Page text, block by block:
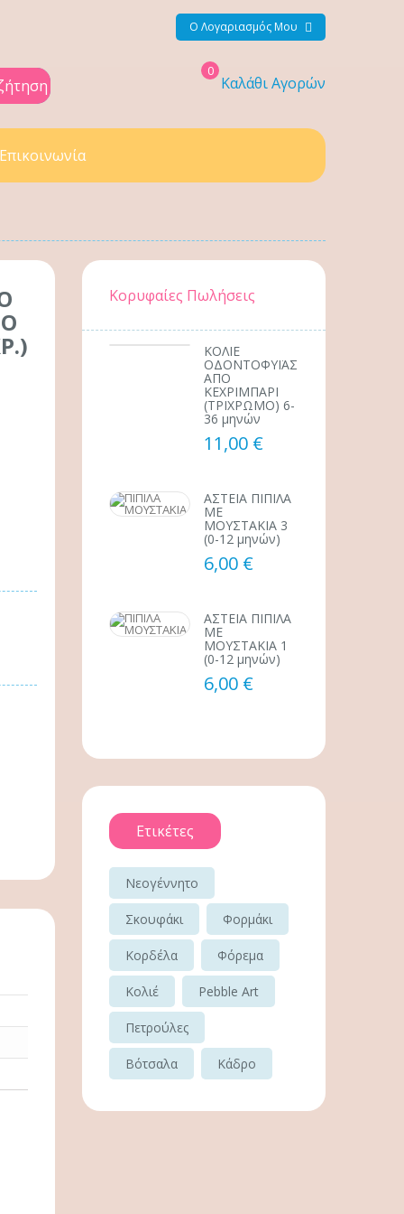
Ο Λογαριασμός Μου
Καλάθι Αγορών
0
Επικοινωνία
Κορυφαίες Πωλήσεις
ΚΟΛΙΕ
ΟΔΟΝΤΟΦΥΪΑΣ
ΑΠΟ
ΚΕΧΡΙΜΠΑΡΙ
(ΤΡΙΧΡΩΜΟ) 6-
36 μηνών
11,00 €
ΑΣΤΕΙΑ ΠΙΠΙΛΑ
ΜΕ
ΜΟΥΣΤΑΚΙΑ 3
(0-12 μηνών)
6,00 €
ΑΣΤΕΙΑ ΠΙΠΙΛΑ
ΜΕ
ΜΟΥΣΤΑΚΙΑ 1
(0-12 μηνών)
6,00 €
Ετικέτες
Νεογέννητο
Σκουφάκι Φορμάκι
Κορδέλα Φόρεμα
Κολιέ Pebble Art
Πετρούλες
Βότσαλα Κάδρο